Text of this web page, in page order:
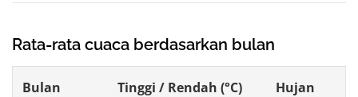
Rata-rata cuaca berdasarkan bulan
Bulan Tinggi / Rendah (°C) Hujan